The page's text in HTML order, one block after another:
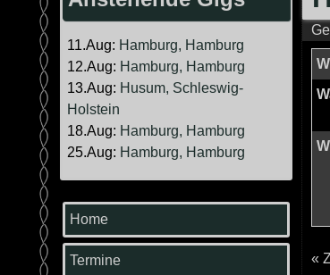
11.Aug: Hamburg, Hamburg
12.Aug: Hamburg, Hamburg
13.Aug: Husum, Schleswig-
Holstein
18.Aug: Hamburg, Hamburg
25.Aug: Hamburg, Hamburg
Home
Termine «